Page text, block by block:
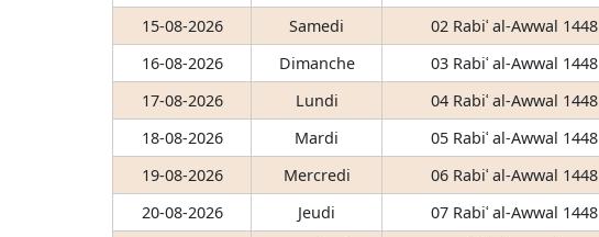
15-08-2026
Samedi 02 Rabiʿ al-Awwal 1448
16-08-2026
Dimanche 03 Rabiʿ al-Awwal 1448
17-08-2026
Lundi 04 Rabiʿ al-Awwal 1448
18-08-2026
Mardi 05 Rabiʿ al-Awwal 1448
19-08-2026
Mercredi 06 Rabiʿ al-Awwal 1448
20-08-2026
Jeudi 07 Rabiʿ al-Awwal 1448